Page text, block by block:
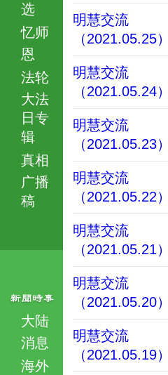
选
忆师
恩
法轮
大法
日专
辑
真相
广播
稿
大陆
消息
海外
明慧交流
（2021.05.25）
明慧交流
（2021.05.24）
明慧交流
（2021.05.23）
明慧交流
（2021.05.22）
明慧交流
（2021.05.21）
明慧交流
（2021.05.20）
明慧交流
（2021.05.19）